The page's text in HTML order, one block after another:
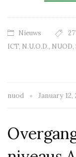
Nieuws 27’’
ICT, N.U.O.D., NUOD,
nuod January 12,